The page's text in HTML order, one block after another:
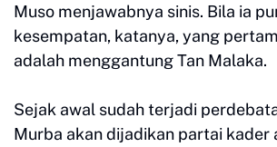
Muso menjawabnya sinis. Bila ia
kesempatan, katanya, yang
adalah menggantung Tan Malaka.
Sejak awal sudah terjadi
Murba akan dijadikan partai kader